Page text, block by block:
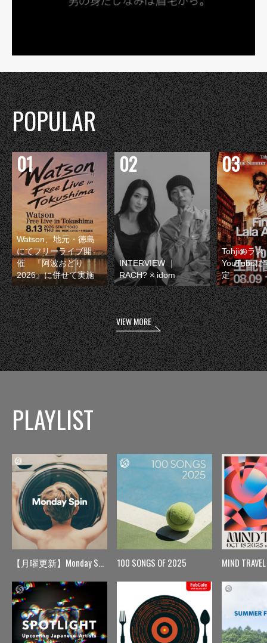
POPULAR
Watson、地元・徳島
にてフリーライブ開
催 『阿波おどり
2026』に併せて実施
INTERVIEW ｜
RACH? × idom
Tohjiのラス
YouTubeに
定
VIEW MORE
PLAYLIST
【月曜更新】Monday Spin 100 SONGS OF 2025 MIND TRAVEL